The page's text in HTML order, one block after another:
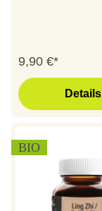
9,90 €*
Details
BIO